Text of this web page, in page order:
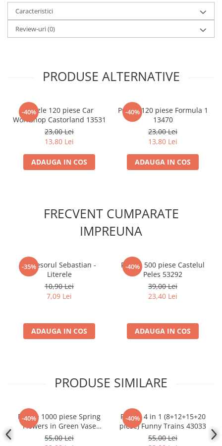
Minecraft
Carnetele
Dragon Ball
Lord of The Rings
Sailor Moon
Harry Potter
Retro Arcade – Jocuri, Console si
Hello Kitty - Produse Oficiale
Sanrio
Comic Books (Benzi Desenate)
Trading Card Games
Yu-Gi-Oh!
Cardfight!! Vanguard
Weis Schwarz
Flesh and Blood
Caracteristici
Review-uri(0)
PRODUSE ALTERNATIVE
-40%
Puzzle 120 piese Car
Workshop Castorland 13531
23,00 Lei
13,80 Lei
ADAUGA IN COS
-40%
Puzzle 120 piese Formula 1
13470
23,00 Lei
13,80 Lei
ADAUGA IN COS
FRECVENT CUMPARATE
IMPREUNA
-35%
Profesorul Sebastian -
Literele
10,90 Lei
7,09 Lei
ADAUGA IN COS
-40%
Puzzle 500 piese Castelul
Peles 53292
39,00 Lei
23,40 Lei
ADAUGA IN COS
PRODUSE SIMILARE
-40%
Puzzle 1000 piese Spring
Flowers in Green Vase
104567
55,00 Lei
-40%
Puzzle 4 in 1 (8+12+15+20
piese) Funny Trains 43033
55,00 Lei